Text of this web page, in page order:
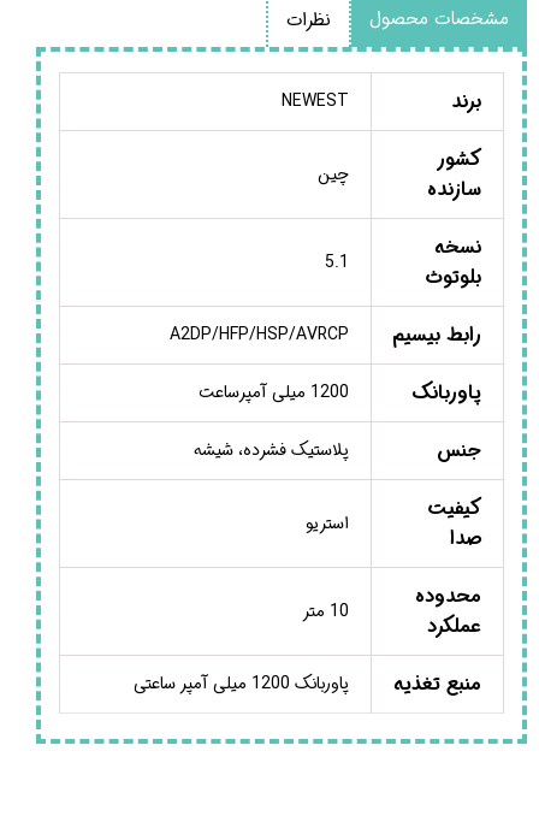
مشخصات محصول نظرات
برند NEWEST
کشور
سازنده
چین
نسخه
بلوتوث
5.1
رابط بیسیم A2DP/HFP/HSP/AVRCP
پاوربانک 1200 میلی آمپرساعت
جنس پلاستیک فشرده، شیشه
کیفیت
صدا
استریو
محدوده
عملکرد
10 متر
منبع تغذیه پاوربانک 1200 میلی آمپر ساعتی